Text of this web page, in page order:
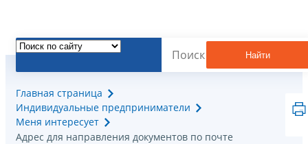
Найти
Главная страница
Индивидуальные предприниматели
Меня интересует
Адрес для направления документов по почте